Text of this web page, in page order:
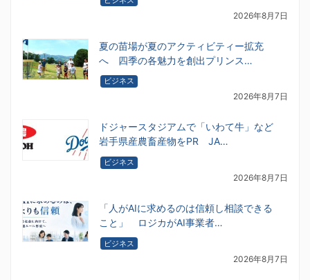
2026年8月7日
夏の苗場が夏のアクティビティー拡充
へ 四季の各魅力を創出プリンス…
ビジネス
2026年8月7日
ドジャースタジアムで「いわて牛」など
岩手県産農畜産物をPR JA…
ビジネス
2026年8月7日
「人がAIに求めるのは信頼し相談できる
こと」 ロジカがAI事業者…
ビジネス
2026年8月7日